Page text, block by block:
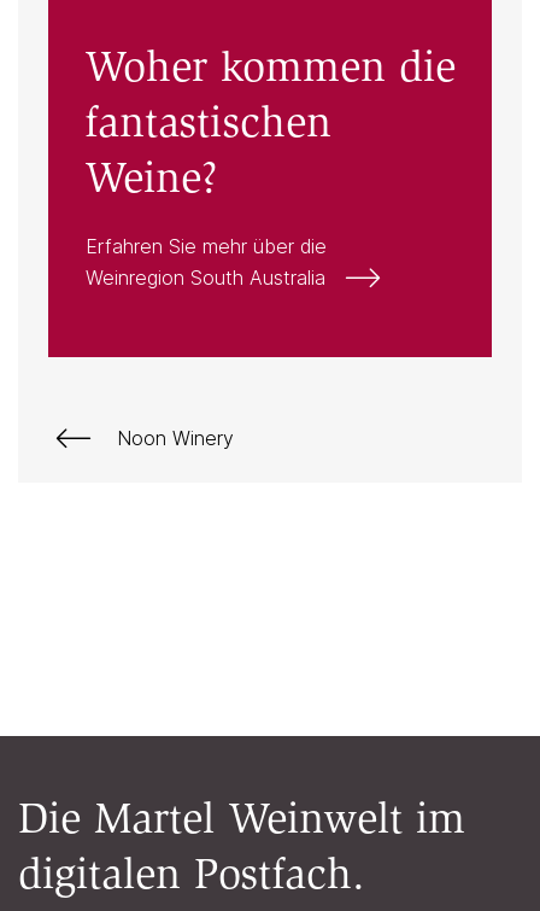
Woher kommen die
fantastischen
Weine?
Erfahren Sie mehr über die
Weinregion South Australia
Noon Winery
Die Martel Weinwelt im
digitalen Postfach.